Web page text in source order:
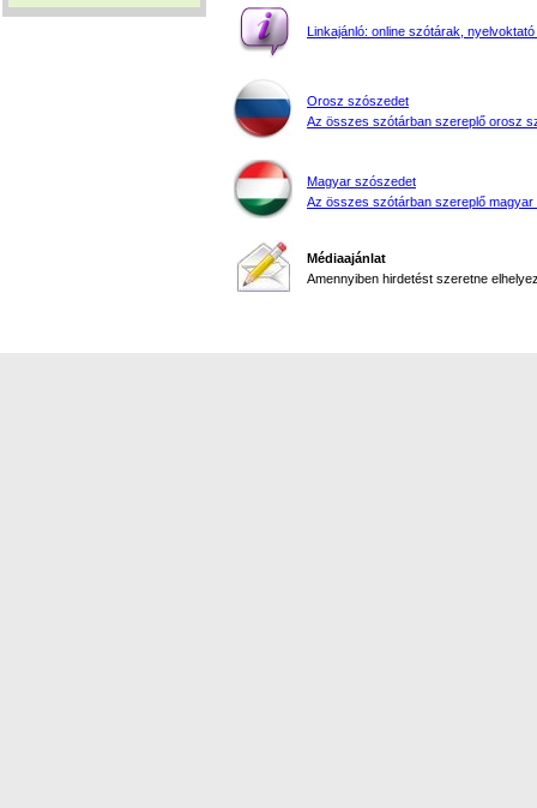
Linkajánló: online szótárak, nyelvoktató
Orosz szószedet
Az összes szótárban szereplő orosz
Magyar szószedet
Az összes szótárban szereplő magyar
Médiaajánlat
Amennyiben hirdetést szeretne